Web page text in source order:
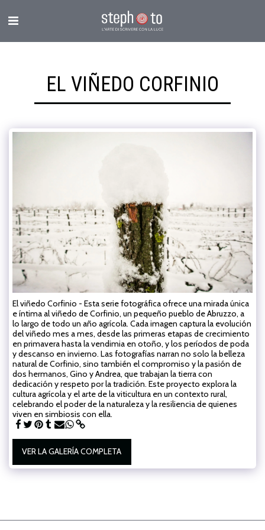
EL VIÑEDO CORFINIO
El viñedo Corfinio - Esta serie fotográfica ofrece una mirada única
e íntima al viñedo de Corfinio, un pequeño pueblo de Abruzzo, a
lo largo de todo un año agrícola. Cada imagen captura la evolución
del viñedo mes a mes, desde las primeras etapas de crecimiento
en primavera hasta la vendimia en otoño, y los períodos de poda
y descanso en invierno. Las fotografías narran no solo la belleza
natural de Corfinio, sino también el compromiso y la pasión de
dos hermanos, Gino y Andrea, que trabajan la tierra con
dedicación y respeto por la tradición. Este proyecto explora la
cultura agrícola y el arte de la viticultura en un contexto rural,
celebrando el poder de la naturaleza y la resiliencia de quienes
viven en simbiosis con ella.
VER LA GALERÍA COMPLETA